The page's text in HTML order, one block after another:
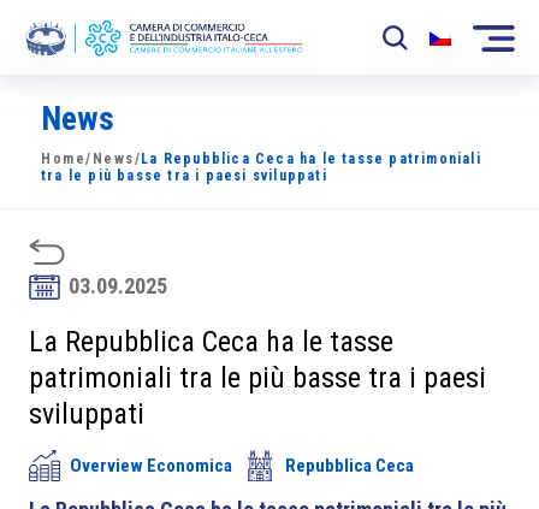
La Camera
News
Sviluppo Mercato
Soci
Partner
Area riservata
News
Home/ News/ La Repubblica Ceca ha le tasse patrimoniali
tra le più basse tra i paesi sviluppati
03.09.2025
La Repubblica Ceca ha le tasse
patrimoniali tra le più basse tra i paesi
sviluppati
Overview Economica Repubblica Ceca